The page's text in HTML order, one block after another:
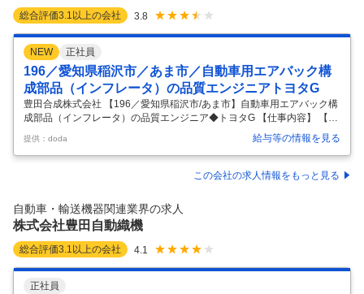
総合評価3.1 以上の会社 3.8
NEW 正社員
196／愛知県稲沢市／あま市／自動車用エアバック構
成部品（インフレータ）の品質エンジニアトヨタG
豊田合成株式会社 【196／愛知県稲沢市/あま市】自動車用エアバック構
成部品（インフレータ）の品質エンジニア◆トヨタG 【仕事内容】 【19
6／愛知県稲沢市/あま市】自動車用エアバック構成部品（インフレー
タ）の品質エンジニア◆トヨタG 【具体的な仕事内容】 ＜東証プライム
上場／トヨタグループTier1企業／内外装製品、エアバッグ、ゴム部品、
LED等／世界17ヶ国67拠点展開／年休121日＞ ■募集背景： 近年、自動
れに伴い、品質保証体制の強化およびグローバル生産準備体制の構築が
急務となっており、増員募集を行っています。 ※インフレ
提供：doda 給与等の情報を見る
この会社の求人情報をもっと見る
自動車・輸送機器関連業界の求人
株式会社豊田自動織機
総合評価3.1 以上の会社 4.1
正社員